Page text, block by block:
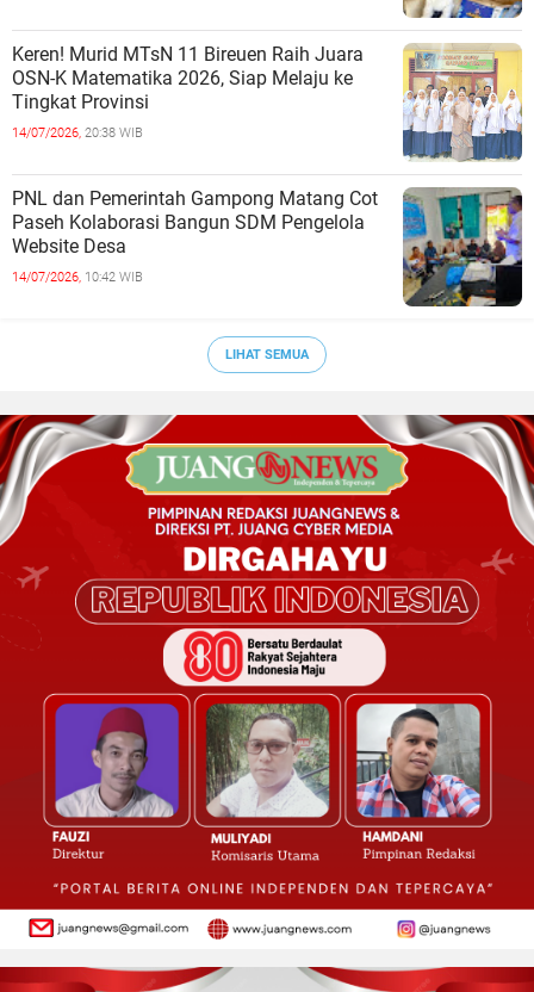
Keren! Murid MTsN 11 Bireuen Raih Juara
OSN-K Matematika 2026, Siap Melaju ke
Tingkat Provinsi
14/07/2026, 20:38 WIB
PNL dan Pemerintah Gampong Matang Cot
Paseh Kolaborasi Bangun SDM Pengelola
Website Desa
14/07/2026, 10:42 WIB
LIHAT SEMUA